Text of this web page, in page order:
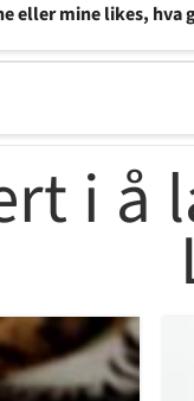
eller mine likes, hva
i å